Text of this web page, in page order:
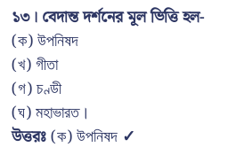
১৩। বেদান্ত দর্শনের মূল ভিত্তি হল-
(ক) উপনিষদ
(খ) গীতা
(গ) চণ্ডী
(ঘ) মহাভারত।
উত্তরঃ(ক) উপনিষদ ✓